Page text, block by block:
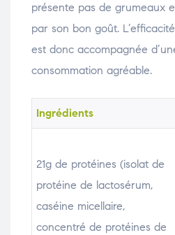
présente pas de grumeaux
par son bon goût.
est donc accompagnée
consommation agréable.
Ingrédients
21g de protéines (isolat de
protéine de lactosérum,
caséine micellaire,
concentré de protéines de